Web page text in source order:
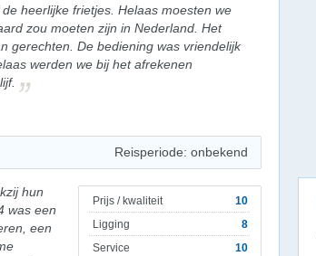
heerlijke frietjes. Helaas moesten we
zou moeten zijn in Nederland. Het
gerechten. De bediening was vriendelijk
werden we bij het afrekenen
Reisperiode: onbekend
Prijs / kwaliteit
10
Ligging
8
Service
10
hun
was een
een